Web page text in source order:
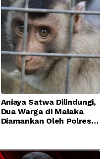
Aniaya Satwa Dilindungi,
Dua Warga di Malaka
Diamankan Oleh Polres